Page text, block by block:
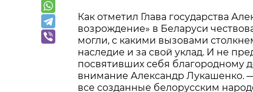
Как отметил Глава государства
возрождение» в Беларуси
могли, с какими вызовами
наследие и за свой уклад. И не
посвятивших себя благородному
внимание Александр Лукашенко.
все созданные белорусским